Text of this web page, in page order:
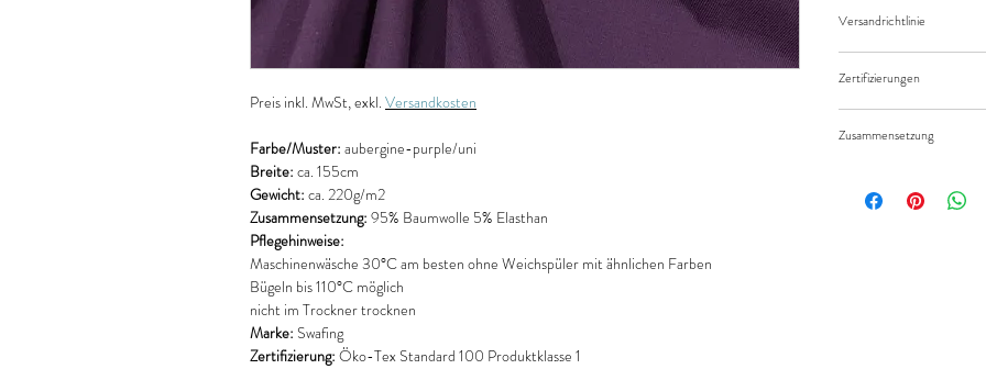
Preis inkl. MwSt, exkl. Versandkosten
Farbe/Muster: aubergine-purple/uni
Breite: ca. 155cm
Gewicht: ca. 220g/m2
Zusammensetzung: 95% Baumwolle 5% Elasthan
Pflegehinweise:
Maschinenwäsche 30°C am besten ohne Weichspüler mit ähnlichen Farben
Bügeln bis 110°C möglich
nicht im Trockner trocknen
Marke: Swafing
Zertifizierung: Öko-Tex Standard 100 Produktklasse 1
eingeben.
Versandrichtlinie
Zertifizierungen
Zusammensetzung